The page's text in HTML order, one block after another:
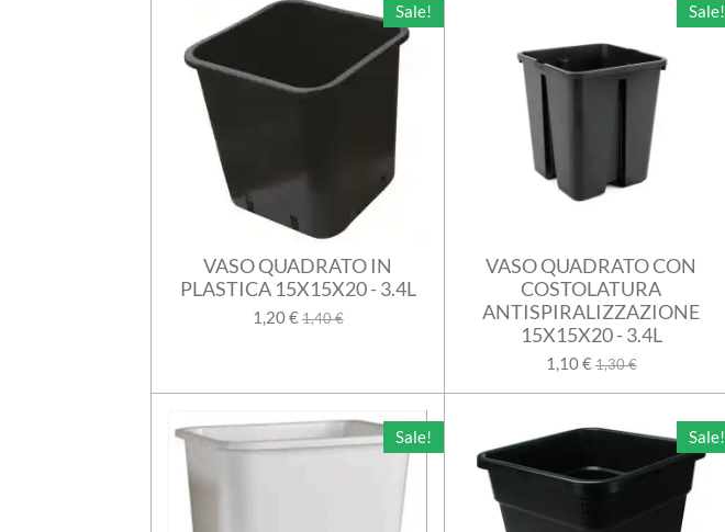
Sale!
VASO QUADRATO IN
PLASTICA 15X15X20 - 3.4L
1,20 €1,40 €
Sale!
VASO QUADRATO CON
COSTOLATURA
ANTISPIRALIZZAZIONE
15X15X20 - 3.4L
1,10 €1,30 €
Sale! Sale!